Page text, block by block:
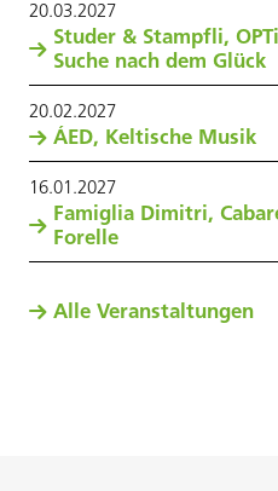
20.03.2027
Studer & Stampfli,
Suche nach dem Glück
20.02.2027
ÁED, Keltische Musik
16.01.2027
Famiglia Dimitri,
Forelle
Alle Veranstaltungen